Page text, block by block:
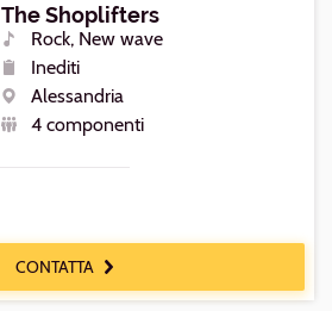
The Shoplifters
Generi
Rock, New wave
Repertorio
Inediti
Luogo
Alessandria
4 componenti
CONTATTA